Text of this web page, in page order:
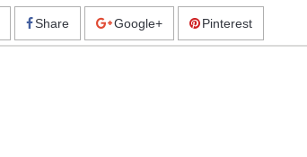
Share Google+ Pinterest